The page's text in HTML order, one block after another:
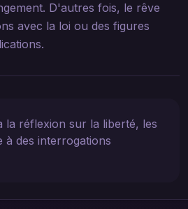
D'autres fois, le rêve
avec la loi ou des figures
la réflexion sur la liberté, les
des interrogations